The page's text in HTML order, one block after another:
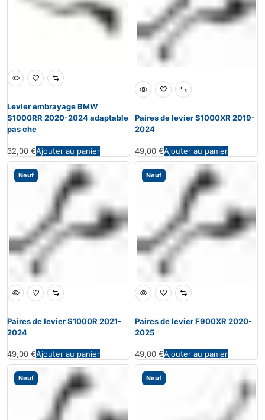
Levier embrayage BMW
S1000RR 2020-2024 adaptable
pas che
32,00 €Ajouter au panier
Paires de levier S1000XR 2019-
2024
49,00 €Ajouter au panier
Neuf
Paires de levier S1000R 2021-
2024
49,00 €Ajouter au panier
Neuf
Paires de levier F900XR 2020-
2025
49,00 €Ajouter au panier
Neuf Neuf